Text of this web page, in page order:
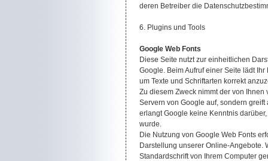
deren Betreiber die
6. Plugins und Tools
Google Web Fonts
Diese Seite nutzt zur einheitlichen
Google. Beim Aufruf einer Seite lädt
um Texte und Schriftarten korrekt
Zu diesem Zweck nimmt der von
Servern von Google auf, sondern
erlangt Google keine Kenntnis
wurde.
Die Nutzung von Google Web Fonts
Darstellung unserer Online-Angebote.
Standardschrift von Ihrem Computer